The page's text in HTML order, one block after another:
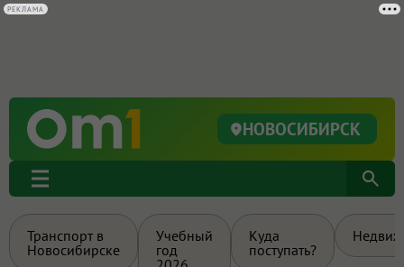
НОВОСИБИРСК
Транспорт в
Новосибирске
Учебный
год
Куда
поступать?
РЕКЛАМА